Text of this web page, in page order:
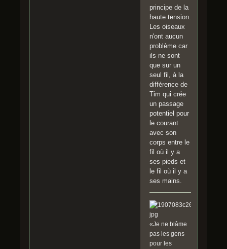
principe de la
haute tension.
Les oiseaux
n'ont aucun
problème car
ils ne sont
que sur un
seul fil, à la
différence de
Tim qui crée
un passage
potentiel pour
le courant
avec son
corps entre le
fil où il y a
ses pieds et
le fil où il y a
ses mains.
«Je ne blâme
pas les gens
pour les